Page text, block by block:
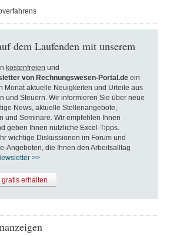
dem Laufenden mit unserem
kostenfreien und
von Rechnungswesen-Portal.de ein
Monat aktuelle Neuigkeiten und Urteile aus
und Steuern. Wir informieren Sie über neue
News, aktuelle Stellenangebote,
und Seminare. Wir empfehlen Ihnen
geben Ihnen nützliche Excel-Tipps.
wichtige Diskussionen im Forum und
Angeboten, die Ihnen den Arbeitsalltag
>>
erhalten